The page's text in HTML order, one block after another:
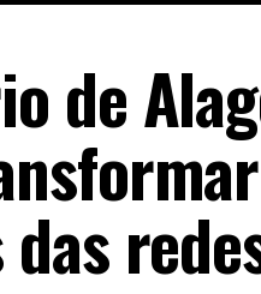
de